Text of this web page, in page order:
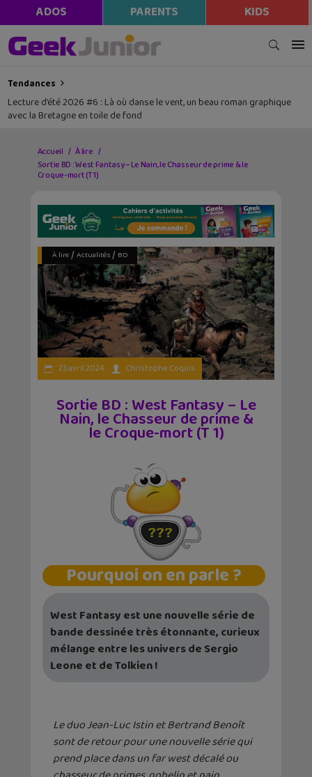
ADOS PARENTS KIDS
Tendances
Lecture d’été 2026 #6 : Là où danse le vent, un beau roman graphique
avec la Bretagne en toile de fond
Accueil
À lire
Sortie BD : West Fantasy – Le Nain, le Chasseur de prime & le
Croque-mort (T 1)
À lire/ Actualités/ BD
23 avril 2024 Christophe Coquis
Sortie BD : West Fantasy – Le
Nain, le Chasseur de prime &
le Croque-mort (T 1)
Pourquoi on en parle ?
West Fantasy est une nouvelle série de
bande dessinée très étonnante, curieux
mélange entre les univers de Sergio
Leone et de Tolkien !
Le duo Jean-Luc Istin et Bertrand Benoît
sont de retour pour une nouvelle série qui
prend place dans un far west décalé ou
modal-check